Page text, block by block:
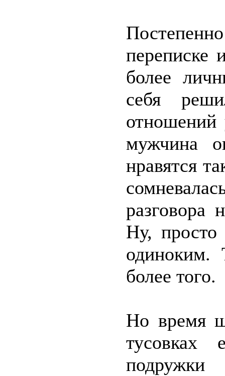
переписке
более
себя
отношений
мужчина
нравятся
разговора
Ну,
более того.
Но время